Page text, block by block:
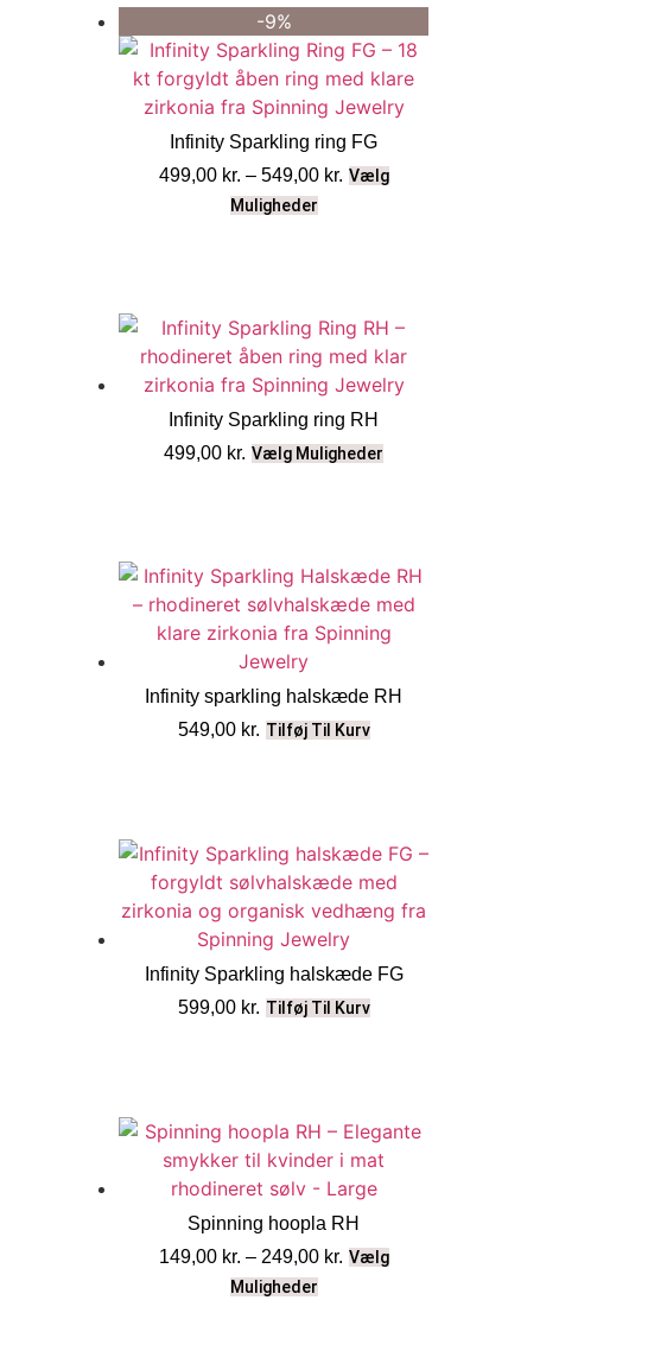
-9%
Infinity Sparkling ring FG
499,00 kr. – 549,00 kr. Vælg
Muligheder
Infinity Sparkling ring RH
499,00 kr. Vælg Muligheder
Infinity sparkling halskæde RH
549,00 kr. Tilføj Til Kurv
Infinity Sparkling halskæde FG
599,00 kr. Tilføj Til Kurv
Spinning hoopla RH
149,00 kr. – 249,00 kr. Vælg
Muligheder